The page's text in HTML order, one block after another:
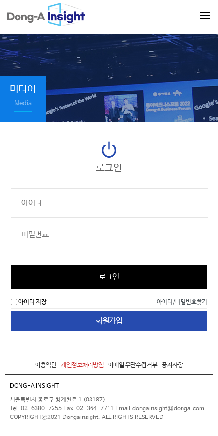
미디어
Media
로그인
로그인
아이디 저장 아이디/비밀번호찾기
회원가입
이용약관 개인정보처리방침 이메일 무단수집거부 공지사항
DONG-A INSIGHT
서울특별시 종로구 청계천로 1 (03187)
Tel. 02-6380-7255 Fax. 02-364-7711 Email.dongainsight@donga.com
COPYRIGHTⓒ2021 Dongainsight. ALL RIGHTS RESERVED